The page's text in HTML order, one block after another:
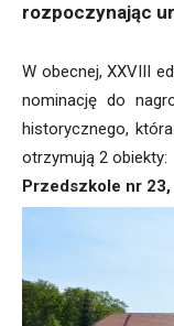
rozpoczynając
W obecnej, XXVIII
nominację do
historycznego,
otrzymują 2 obiekty:
Przedszkole nr